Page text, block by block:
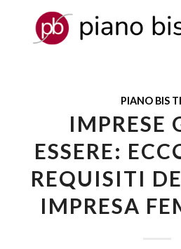
PIANO BIS
IMPRESE
ESSERE:
REQUISITI
IMPRESA